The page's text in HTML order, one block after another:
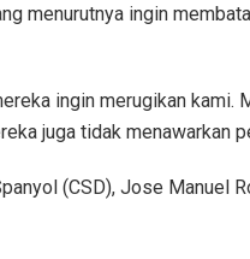
menurutnya ingin
ingin merugikan
juga tidak menawarkan
(CSD), Jose Manuel